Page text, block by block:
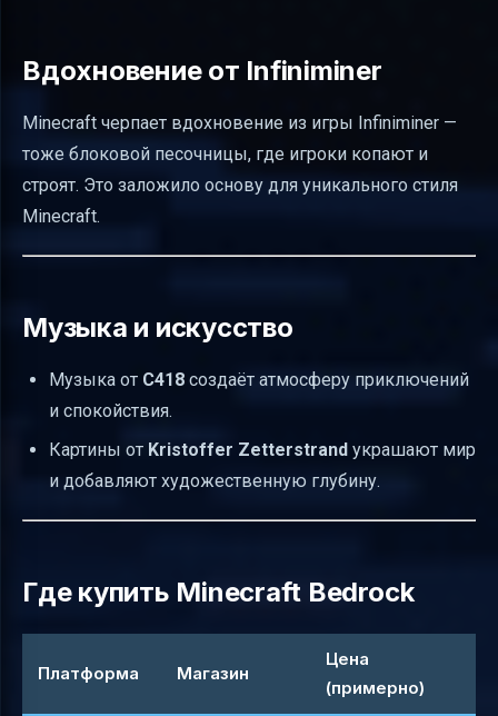
Вдохновение от Infiniminer
Minecraft черпает вдохновение из игры Infiniminer —
тоже блоковой песочницы, где игроки копают и
строят. Это заложило основу для уникального стиля
Minecraft.
Музыка и искусство
Музыка от C418 создаёт атмосферу приключений
и спокойствия.
Картины от Kristoffer Zetterstrand украшают мир
и добавляют художественную глубину.
Где купить Minecraft Bedrock
Платформа Магазин
Цена
(примерно)